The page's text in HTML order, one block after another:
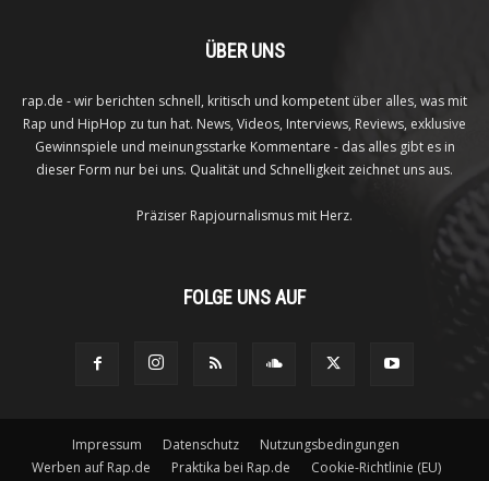
ÜBER UNS
rap.de - wir berichten schnell, kritisch und kompetent über alles, was mit
Rap und HipHop zu tun hat. News, Videos, Interviews, Reviews, exklusive
Gewinnspiele und meinungsstarke Kommentare - das alles gibt es in
dieser Form nur bei uns. Qualität und Schnelligkeit zeichnet uns aus.
Präziser Rapjournalismus mit Herz.
FOLGE UNS AUF
Impressum Datenschutz
Nutzungsbedingungen
Werben auf Rap.de
Praktika bei Rap.de Cookie-Richtlinie (EU)